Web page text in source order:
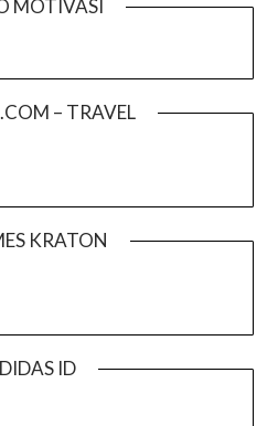
MOTIVASI
– TRAVEL
KRATON
ID